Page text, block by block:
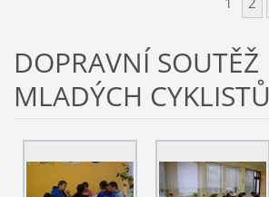
DOPRAVNÍ SOUTĚŽ
MLADÝCH CYKLISTŮ